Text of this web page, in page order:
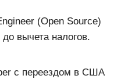
(Open Source)
вычета налогов.
с переездом в США